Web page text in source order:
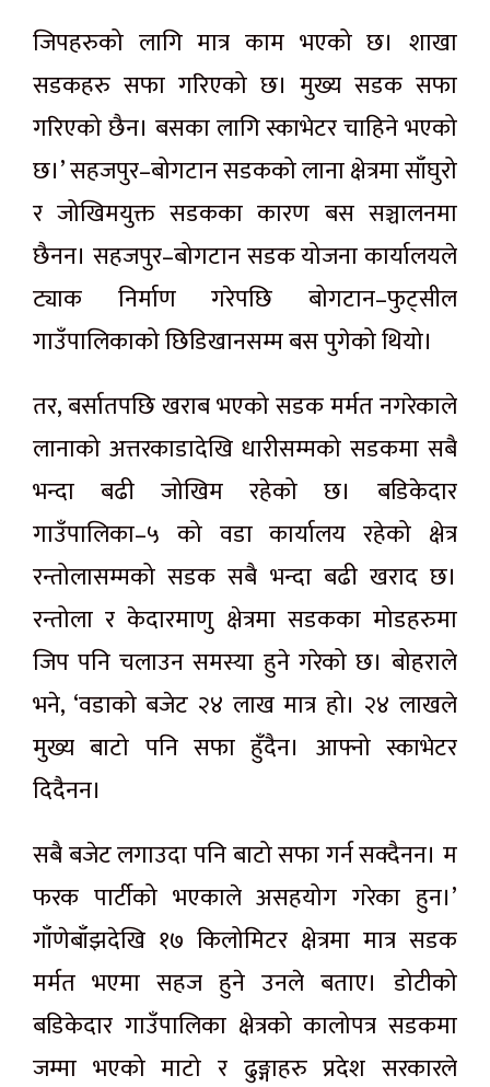
जिपहरुको लागि मात्र काम भएको छ। शाखा
सडकहरु सफा गरिएको छ। मुख्य सडक सफा
गरिएको छैन। बसका लागि स्काभेटर चाहिने भएको
छ।’ सहजपुर–बोगटान सडकको लाना क्षेत्रमा साँघुरो
र जोखिमयुक्त सडकका कारण बस सञ्चालनमा
छैनन। सहजपुर–बोगटान सडक योजना कार्यालयले
ट्याक निर्माण गरेपछि बोगटान–फुट्सील
गाउँपालिकाको छिडिखानसम्म बस पुगेको थियो।
तर, बर्सातपछि खराब भएको सडक मर्मत नगरेकाले
लानाको अत्तरकाडादेखि धारीसम्मको सडकमा सबै
भन्दा बढी जोखिम रहेको छ। बडिकेदार
गाउँपालिका–५ को वडा कार्यालय रहेको क्षेत्र
रन्तोलासम्मको सडक सबै भन्दा बढी खराद छ।
रन्तोला र केदारमाणु क्षेत्रमा सडकका मोडहरुमा
जिप पनि चलाउन समस्या हुने गरेको छ। बोहराले
भने, ‘वडाको बजेट २४ लाख मात्र हो। २४ लाखले
मुख्य बाटो पनि सफा हुँदैन। आफ्नो स्काभेटर
दिदैनन।
सबै बजेट लगाउदा पनि बाटो सफा गर्न सक्दैनन। म
फरक पार्टीको भएकाले असहयोग गरेका हुन।’
गाँणेबाँझदेखि १७ किलोमिटर क्षेत्रमा मात्र सडक
मर्मत भएमा सहज हुने उनले बताए। डोटीको
बडिकेदार गाउँपालिका क्षेत्रको कालोपत्र सडकमा
जम्मा भएको माटो र ढुङ्गाहरु प्रदेश सरकारले